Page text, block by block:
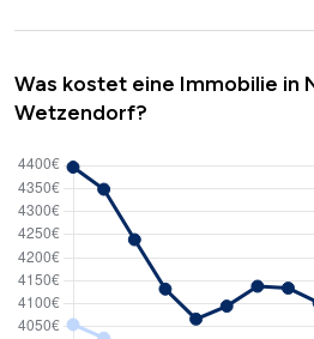
Was kostet eine Immobilie in
Wetzendorf?